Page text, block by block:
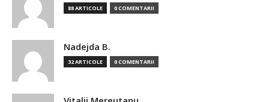
88 ARTICOLE 0 COMENTARII
Nadejda B.
32 ARTICOLE 0 COMENTARII